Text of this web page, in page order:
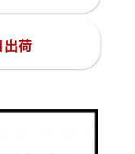
出荷